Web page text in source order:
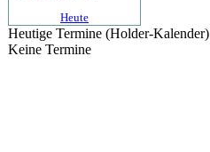
Heute
Heutige Termine (Holder-Kalender)
Keine Termine